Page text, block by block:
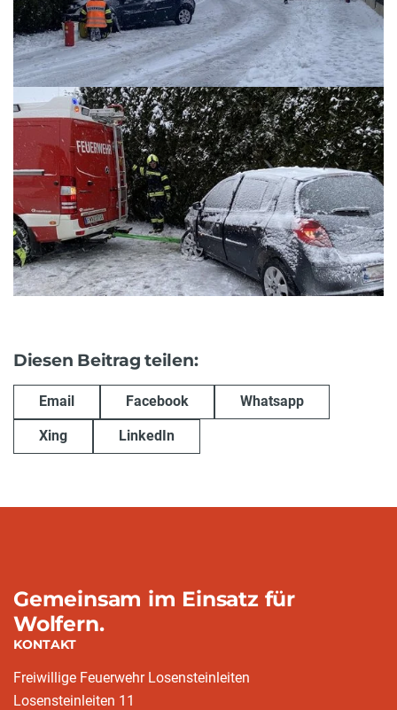
Diesen Beitrag teilen:
Email Facebook Whatsapp
Xing LinkedIn
Gemeinsam im Einsatz für
Wolfern.
KONTAKT
Freiwillige Feuerwehr Losensteinleiten
Losensteinleiten 11